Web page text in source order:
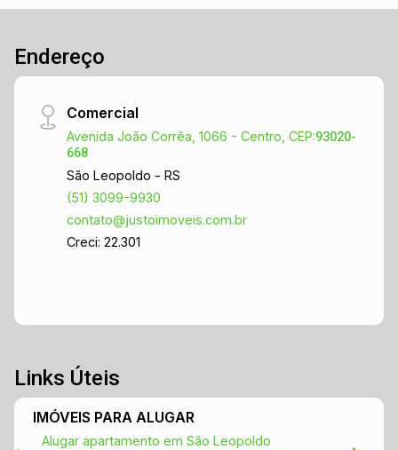
Endereço
Comercial
Avenida João Corrêa, 1066 - Centro, CEP:93020-
668
São Leopoldo - RS
(51) 3099-9930
contato@justoimoveis.com.br
Creci: 22.301
Links Úteis
IMÓVEIS PARA ALUGAR
Alugar apartamento em São Leopoldo